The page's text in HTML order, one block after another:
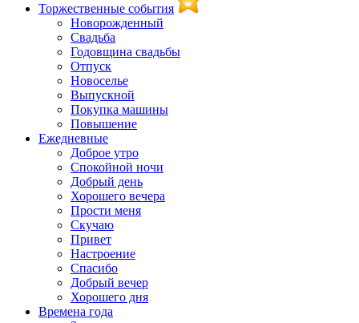
Торжественные события
Новорожденный
Свадьба
Годовщина свадьбы
Отпуск
Новоселье
Выпускной
Покупка машины
Повышение
Ежедневные
Доброе утро
Спокойной ночи
Добрый день
Хорошего вечера
Прости меня
Скучаю
Привет
Настроение
Спасибо
Добрый вечер
Хорошего дня
Времена года